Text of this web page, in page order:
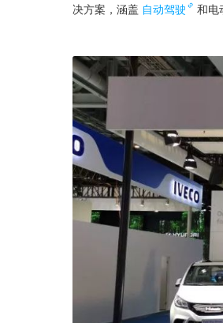
决方案，涵盖 自动驾驶 和电